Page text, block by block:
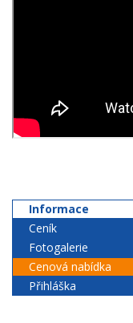
Informace
Ceník
Fotogalerie
Cenová nabídka
Přihláška